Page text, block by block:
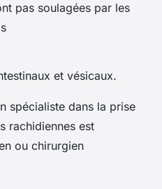
pas soulagées par les
et vésicaux.
spécialiste dans la prise
rachidiennes est
ou chirurgien